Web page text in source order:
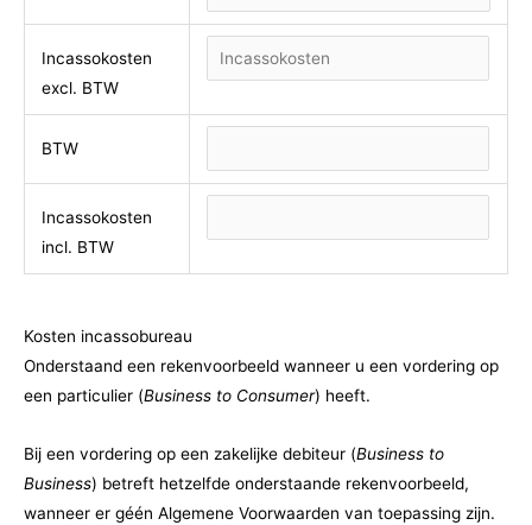
Incassokosten
excl. BTW
BTW
Incassokosten
incl. BTW
Kosten incassobureau
Onderstaand een rekenvoorbeeld wanneer u een vordering op
een particulier (Business to Consumer) heeft.
Bij een vordering op een zakelijke debiteur (Business to
Business) betreft hetzelfde onderstaande rekenvoorbeeld,
wanneer er géén Algemene Voorwaarden van toepassing zijn.